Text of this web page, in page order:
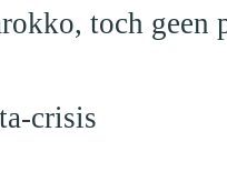
toch geen
crisis